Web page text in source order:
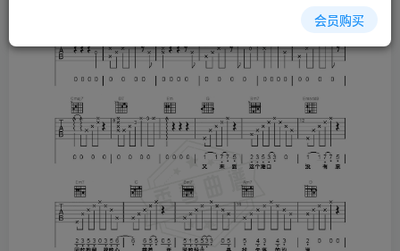
会员购买